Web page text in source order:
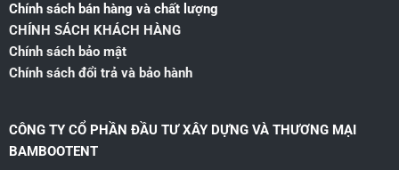
Chính sách bán hàng và chất lượng
CHÍNH SÁCH KHÁCH HÀNG
Chính sách bảo mật
Chính sách đổi trả và bảo hành
CÔNG TY CỔ PHẦN ĐẦU TƯ XÂY DỰNG VÀ THƯƠNG MẠI
BAMBOOTENT